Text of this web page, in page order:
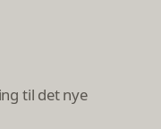
til det nye